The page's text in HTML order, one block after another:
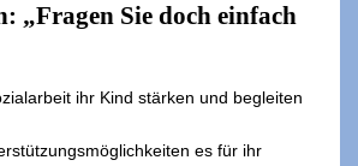
„Fragen Sie doch einfach
ihr Kind stärken und begleiten
es für ihr